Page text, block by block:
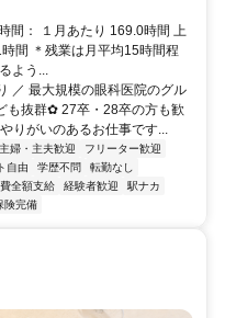
間： １月あたり 169.0時間 上
間 ＊残業は月平均15時間程
よう...
／ 最大規模の眼科医院のグル
も抜群✿ 27卒・28卒の方も歓
りがいのあるお仕事です...
主婦・主夫歓迎
フリーター歓迎
自由 学歴不問
転勤なし
全額支給 経験者歓迎
駅ナカ
険完備